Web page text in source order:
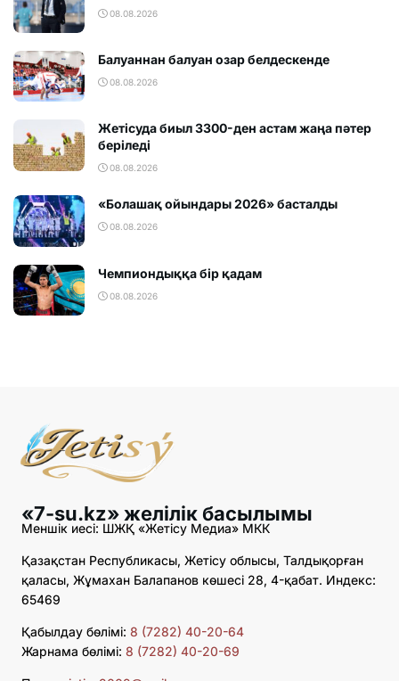
08.08.2026
Балуаннан балуан озар белдескенде
08.08.2026
Жетісуда биыл 3300-ден астам жаңа пәтер
беріледі
08.08.2026
«Болашақ ойындары 2026» басталды
08.08.2026
Чемпиондыққа бір қадам
08.08.2026
«7-su.kz» желілік басылымы
Меншік иесі: ШЖҚ «Жетісу Медиа» МКК
Қазақстан Республикасы, Жетісу облысы, Талдықорған
қаласы, Жұмахан Балапанов көшесі 28, 4-қабат. Индекс:
65469
Қабылдау бөлімі: 8 (7282) 40-20-64
Жарнама бөлімі: 8 (7282) 40-20-69